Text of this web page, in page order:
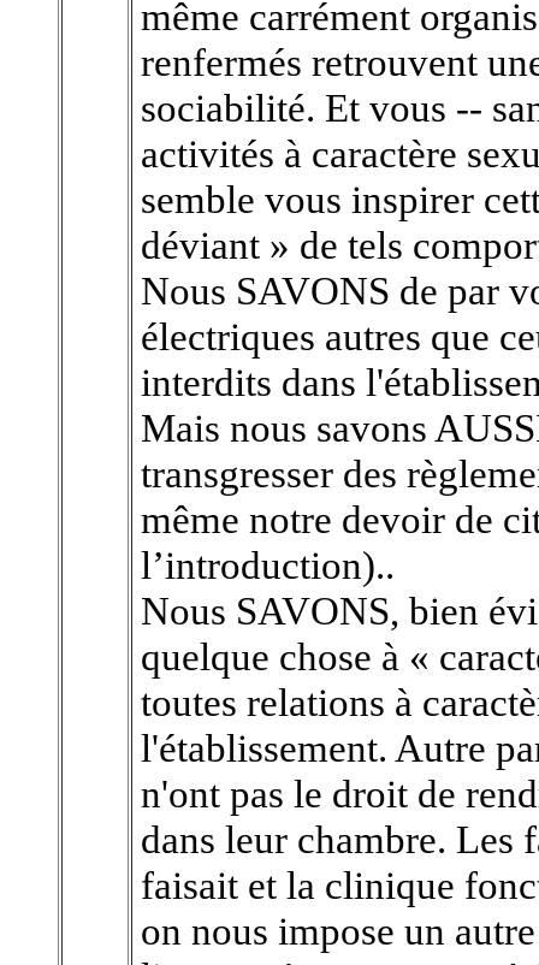
même carrément
renfermés retrouvent
sociabilité. Et vous --
activités à caractère
semble vous inspirer
déviant » de tels
Nous SAVONS de par
électriques autres que
interdits dans
Mais nous savons
transgresser des
même notre devoir de
l’introduction)..
Nous SAVONS, bien
quelque chose à «
toutes relations à
l'établissement. Autre
n'ont pas le droit de
dans leur chambre. Les
faisait et la clinique
on nous impose un